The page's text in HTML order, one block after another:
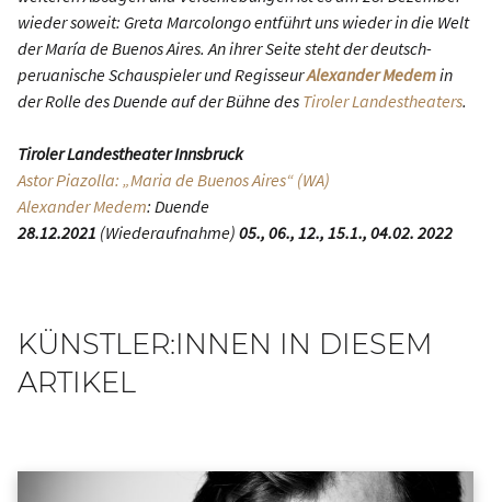
wieder soweit: Greta Marcolongo entführt uns wieder in die Welt
der María de Buenos Aires. An ihrer Seite steht der deutsch-
peruanische Schauspieler und RegisseurAlexander Medemin
der Rolle des Duende auf der Bühne des Tiroler Landestheaters.
Tiroler Landestheater Innsbruck
Astor Piazolla: „Maria de Buenos Aires“ (WA)
Alexander Medem: Duende
28.12.2021 (Wiederaufnahme) 05., 06., 12., 15.1., 04.02. 2022
KÜNSTLER:INNEN IN DIESEM
ARTIKEL